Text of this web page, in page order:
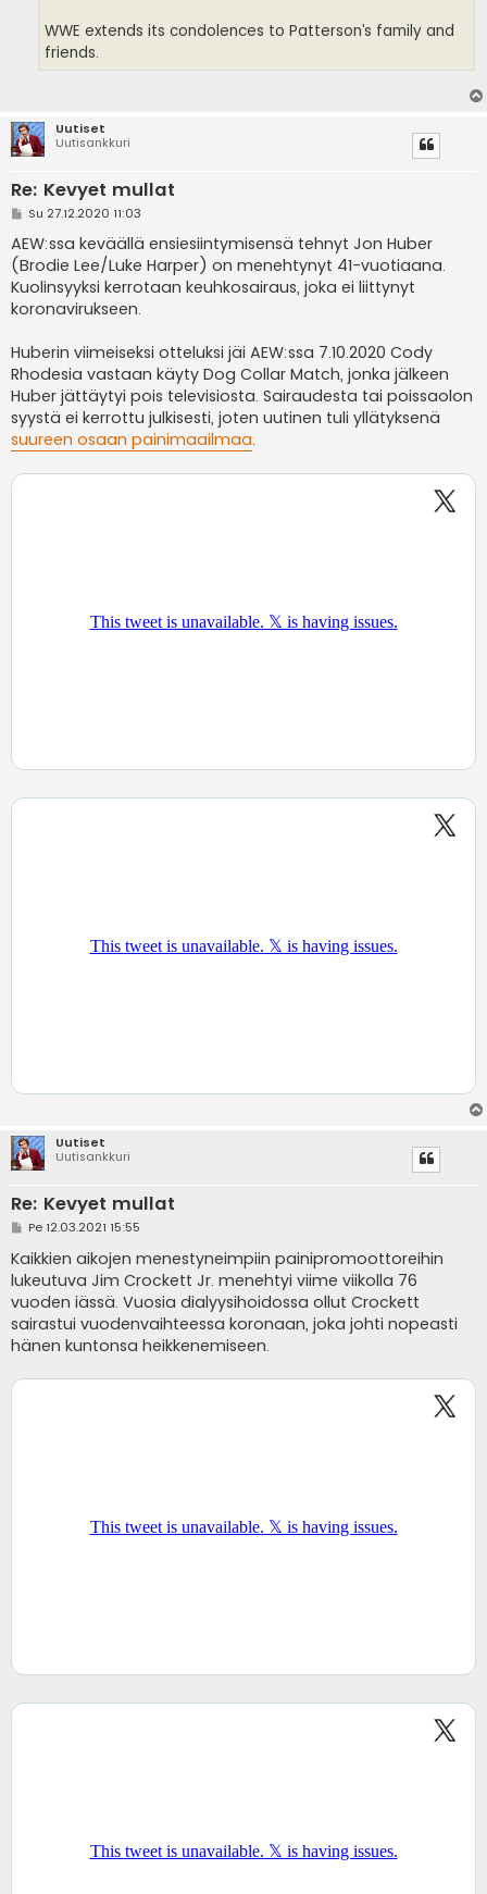
WWE extends its condolences to Patterson’s family and
friends.
Uutiset
Uutisankkuri
Re: Kevyet mullat
V
e
s
t
i
Su 27.12.2020 11:03
AEW:ssa keväällä ensiesiintymisensä tehnyt Jon Huber
(Brodie Lee/Luke Harper) on menehtynyt 41-vuotiaana.
Kuolinsyyksi kerrotaan keuhkosairaus, joka ei liittynyt
koronavirukseen.
Huberin viimeiseksi otteluksi jäi AEW:ssa 7.10.2020 Cody
Rhodesia vastaan käyty Dog Collar Match, jonka jälkeen
Huber jättäytyi pois televisiosta. Sairaudesta tai poissaolon
syystä ei kerrottu julkisesti, joten uutinen tuli yllätyksenä
suureen osaan painimaailmaa.
Uutiset
Uutisankkuri
Re: Kevyet mullat
V
e
s
t
i
Pe 12.03.2021 15:55
Kaikkien aikojen menestyneimpiin painipromoottoreihin
lukeutuva Jim Crockett Jr. menehtyi viime viikolla 76
vuoden iässä. Vuosia dialyysihoidossa ollut Crockett
sairastui vuodenvaihteessa koronaan, joka johti nopeasti
hänen kuntonsa heikkenemiseen.